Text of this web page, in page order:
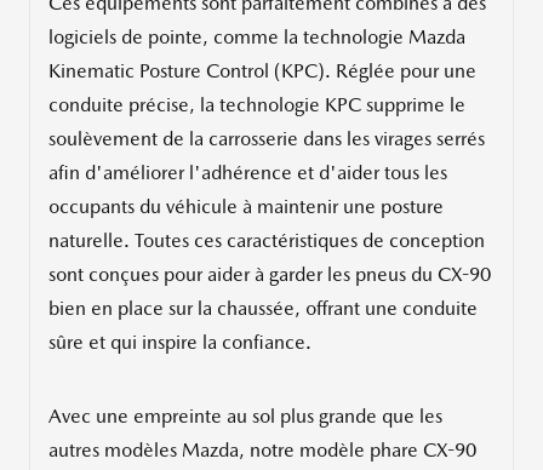
logiciels de pointe, comme la technologie Mazda
Kinematic Posture Control (KPC). Réglée pour une
conduite précise, la technologie KPC supprime le
soulèvement de la carrosserie dans les virages serrés
afin d'améliorer l'adhérence et d'aider tous les
occupants du véhicule à maintenir une posture
naturelle. Toutes ces caractéristiques de conception
sont conçues pour aider à garder les pneus du CX-90
bien en place sur la chaussée, offrant une conduite
sûre et qui inspire la confiance.
Avec une empreinte au sol plus grande que les
autres modèles Mazda, notre modèle phare CX-90